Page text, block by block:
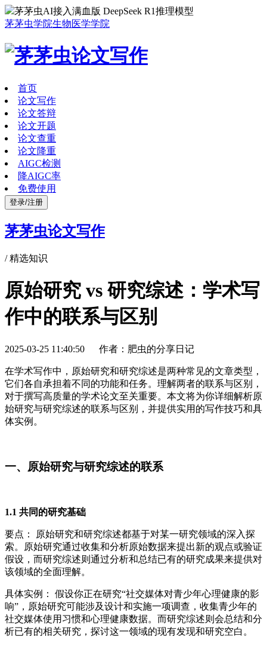
茅茅虫AI接入满血版 DeepSeek R1推理模型
茅茅虫学院生物医学学院
首页
论文写作
论文答辩
论文开题
论文查重
论文降重
AIGC检测
降AIGC率
免费使用
登录/注册
茅茅虫论文写作
/精选知识
原始研究 vs 研究综述：学术写
作中的联系与区别
2025-03-25 11:40:50 作者：肥虫的分享日记
在学术写作中，原始研究和研究综述是两种常见的文章类型，
它们各自承担着不同的功能和任务。理解两者的联系与区别，
对于撰写高质量的学术论文至关重要。本文将为你详细解析原
始研究与研究综述的联系与区别，并提供实用的写作技巧和具
体实例。
一、原始研究与研究综述的联系
1.1 共同的研究基础
要点： 原始研究和研究综述都基于对某一研究领域的深入探
索。原始研究通过收集和分析原始数据来提出新的观点或验证
假设，而研究综述则通过分析和总结已有的研究成果来提供对
该领域的全面理解。
具体实例： 假设你正在研究“社交媒体对青少年心理健康的影
响”，原始研究可能涉及设计和实施一项调查，收集青少年的
社交媒体使用习惯和心理健康数据。而研究综述则会总结和分
析已有的相关研究，探讨这一领域的现有发现和研究空白。